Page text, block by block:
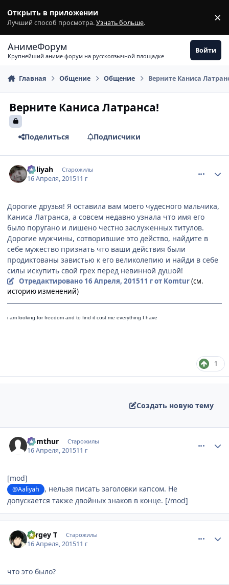
Открыть в приложении
Лучший способ просмотра.Узнать больше. ×
АнимеФорум
Крупнейший аниме-форум на русскоязычной площадке
Войти
Главная Общение Общение Верните Каниса
Верните Каниса Латранса!
Поделиться Подписчики
Aaliyah Старожилы
16 Апреля, 201511 г
Дорогие друзья! Я оставила вам моего чудесного мальчика,
Каниса Латранса, а совсем недавно узнала что имя его
было поругано и лишено честно заслуженных титулов.
Дорогие мужчины, сотворившие это действо, найдите в
себе мужество признать что ваши действия были
продиктованы завистью к его великолепию и найди в себе
силы искупить свой грех перед невинной душой!
Отредактировано 16 Апреля, 201511 гот Komtur(см.
историю изменений)
i am looking for freedom and to find it cost me everything I have
1
Создать новую тему
Komthur Старожилы
16 Апреля, 201511 г
[mod]
@Aaliyah
, нельзя писать заголовки капсом. Не
допускается также двойных знаков в конце. [/mod]
Sergey T Старожилы
16 Апреля, 201511 г
что это было?